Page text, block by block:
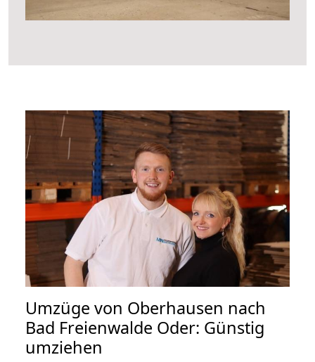
Umzüge von Oberhausen nach
Bad Freienwalde Oder: Günstig
umziehen